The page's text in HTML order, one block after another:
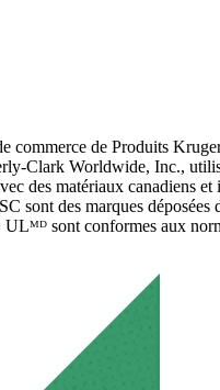
commerce de Produits
Clark Worldwide, Inc.,
des matériaux canadiens et
sont des marques déposées
sont conformes aux